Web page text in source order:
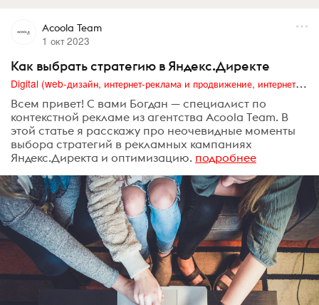
Acoola Team
1 окт 2023
Как выбрать стратегию в Яндекс.Директе
Digital (web-дизайн, интернет-реклама и продвижение, интернет-сообщества и блоги, интернет-коммуникации, мобильный маркетинг, реклама на цифровых экранах)
Всем привет! С вами Богдан — специалист по
контекстной рекламе из агентства Acoola Team. В
этой статье я расскажу про неочевидные моменты
выбора стратегий в рекламных кампаниях
Яндекс.Директа и оптимизацию. подробнее